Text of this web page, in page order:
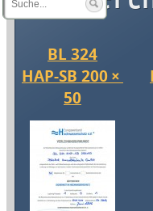
BL 324
HAP-SB 200 ×
50